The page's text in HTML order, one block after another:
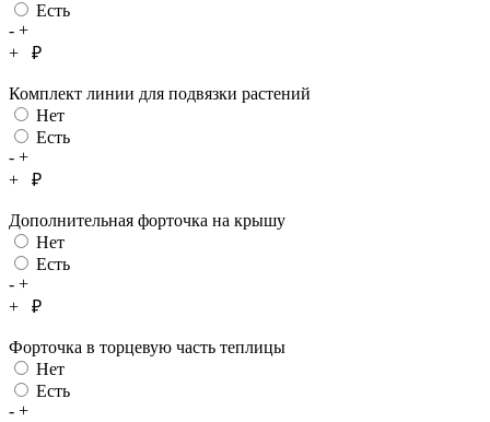
Есть
- +
+
₽
Комплект линии для подвязки растений
Нет
Есть
- +
+
₽
Дополнительная форточка на крышу
Нет
Есть
- +
+
₽
Форточка в торцевую часть теплицы
Нет
Есть
- +